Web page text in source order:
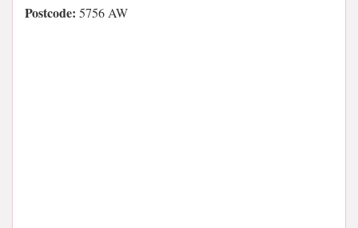
Postcode: 5756 AW